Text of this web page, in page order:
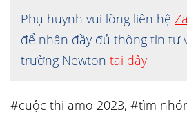
Phụ huynh vui lòng liên hệ
để nhận đầy đủ thông tin tư
trường Newton tại đây
#cuộc thi amo 2023, #tìm